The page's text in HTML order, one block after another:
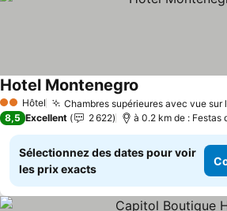
2 Étoiles
Hôtel Chambres supérieures avec vue sur
Hotel Montenegro
8,5 Excellent 2 622 à 0.2 km de : Festas
Sélectionnez des dates pour voir
les prix exacts